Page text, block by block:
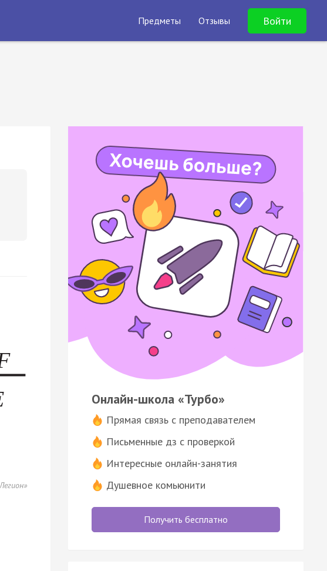
Предметы Отзывы Войти
Онлайн-школа «Турбо»
Прямая связь с преподавателем
Письменные дз с проверкой
Интересные онлайн-занятия
Душевное комьюнити
Получить бесплатно